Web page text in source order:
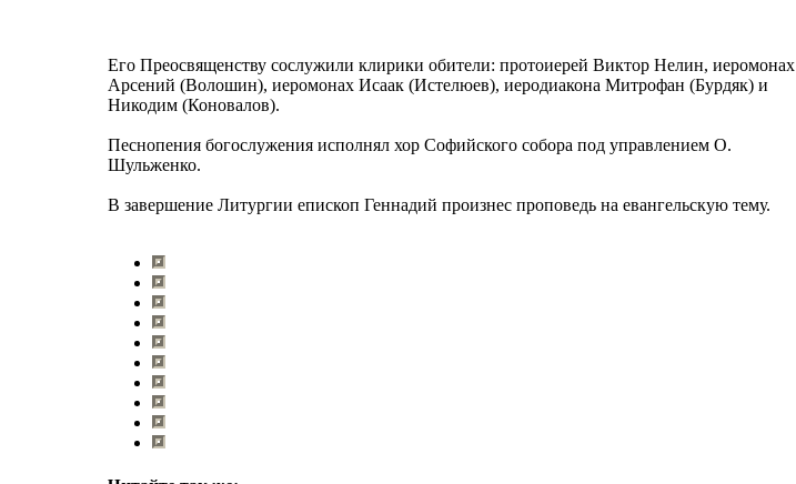
Его Преосвященству сослужили клирики обители: протоиерей Виктор Нелин, иеромонах
Арсений (Волошин), иеромонах Исаак (Истелюев), иеродиакона Митрофан (Бурдяк) и
Никодим (Коновалов).
Песнопения богослужения исполнял хор Софийского собора под управлением О.
Шульженко.
В завершение Литургии епископ Геннадий произнес проповедь на евангельскую тему.